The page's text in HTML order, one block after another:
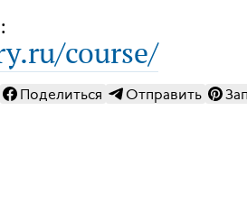
course/
Поделиться Отправить